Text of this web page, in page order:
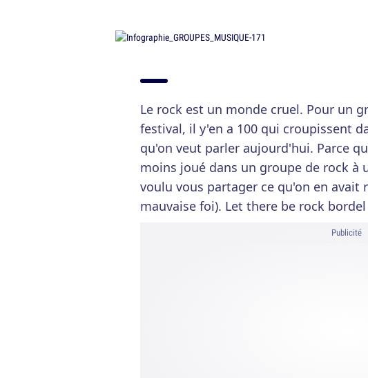
Le rock est un monde cruel. Pour un
festival, il y'en a 100 qui croupissent
qu'on veut parler aujourd'hui. Parce
moins joué dans un groupe de rock à
voulu vous partager ce qu'on en avait
mauvaise foi). Let there be rock
Publicité